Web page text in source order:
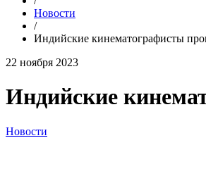
Новости
/
Индийские кинематографисты
22 ноября 2023
Индийские
Новости